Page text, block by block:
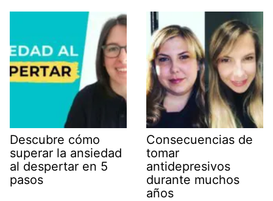
Descubre cómo
superar la ansiedad
al despertar en 5
pasos
Consecuencias de
tomar
antidepresivos
durante muchos
años